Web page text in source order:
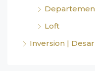
Loft
Inversion |